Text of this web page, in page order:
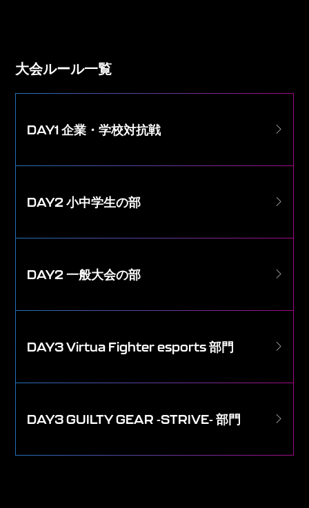
大会ルール一覧
DAY1 企業・学校対抗戦
DAY2 小中学生の部
DAY2 一般大会の部
DAY3 Virtua Fighter esports 部門
DAY3 GUILTY GEAR -STRIVE- 部門